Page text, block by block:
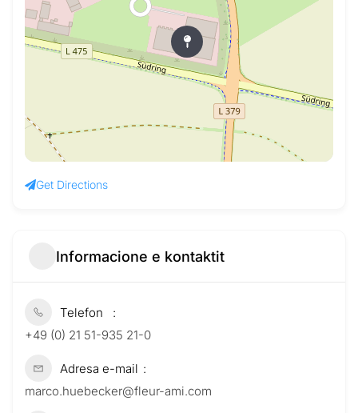
Get Directions
Informacione e kontaktit
Telefon
+49 (0) 21 51-935 21-0
Adresa e-mail
marco.huebecker@fleur-ami.com